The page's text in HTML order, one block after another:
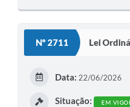
Nº 2711 Lei
Data: 22/06/2026
Situação: EM